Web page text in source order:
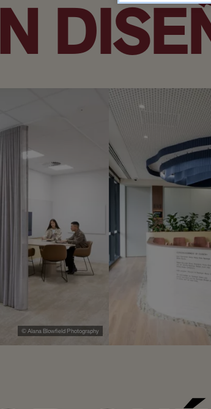
© Alana Blowfield Photography